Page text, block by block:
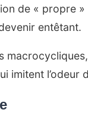
de « propre
entêtant.
imitent l’odeur